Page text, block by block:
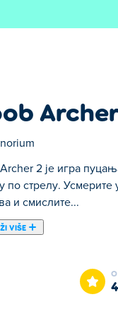
2 је игра
по стрелу.
и смислите...
VIŠE
са
на неким